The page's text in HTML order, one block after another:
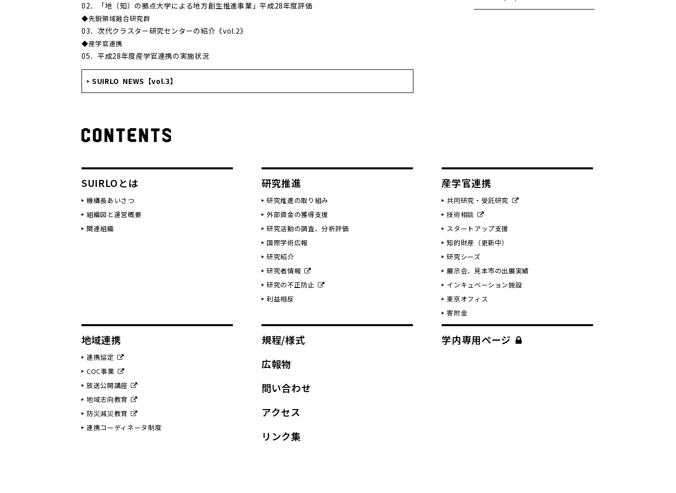
02．「地（知）の拠点大学による地方創生推進事業」平成28年度評価
◆先鋭領域融合研究群
03．次代クラスター研究センターの紹介《vol.2》
◆産学官連携
05．平成28年度産学官連携の実施状況
SUIRLO NEWS【vol.3】
SUIRLOとは
機構長あいさつ
組織図と運営概要
関連組織
研究推進
研究推進の取り組み
外部資金の獲得支援
研究活動の調査、分析評価
国際学術広報
研究紹介
研究者情報
研究の不正防止
利益相反
産学官連携
共同研究・受託研究
技術相談
スタートアップ支援
知的財産（更新中）
研究シーズ
展示会、見本市の出展実績
インキュベーション施設
東京オフィス
寄附金
地域連携
連携協定
COC事業
放送公開講座
地域志向教育
防災減災教育
連携コーディネータ制度
規程/様式
広報物
問い合わせ
アクセス
リンク集
学内専用ページ